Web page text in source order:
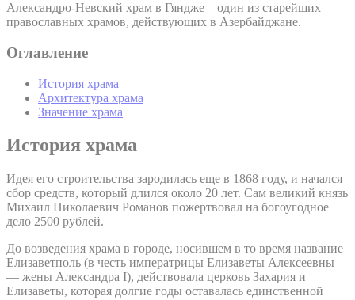
Александро-Невский храм в Гяндже – один из старейших
православных храмов, действующих в Азербайджане.
Оглавление
История храма
Архитектура храма
Значение храма
История храма
Идея его строительства зародилась еще в 1868 году, и начался
сбор средств, который длился около 20 лет. Сам великий князь
Михаил Николаевич Романов пожертвовал на богоугодное
дело 2500 рублей.
До возведения храма в городе, носившем в то время название
Елизаветполь (в честь императрицы Елизаветы Алексеевны
— жены Александра I), действовала церковь Захария и
Елизаветы, которая долгие годы оставалась единственной